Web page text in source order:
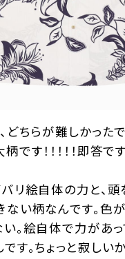
どちらが難しかったで
す！！！！！即答です
リ絵自体の力と、
い柄なんです。色
。絵自体で力があ
す。ちょっと寂しい